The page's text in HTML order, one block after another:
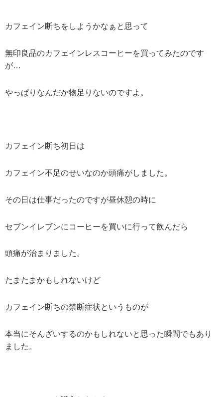
カフェイン断ちをしようかなぁと思って
無印良品のカフェインレスコーヒーを買ってみたのです
が…
やっぱりなんだか物足りないのですよ。
カフェイン断ち初日は
カフェイン不足のせいなのか頭痛がしました。
その日は仕事だったのですが昼休憩の時に
セブンイレブンにコーヒーを買いに行って飲んだら
頭痛が治まりました。
たまたまかもしれないけど
カフェイン断ちの禁断症状というものが
本当にそんざいするのかもしれないと思った瞬間でもあり
ました。